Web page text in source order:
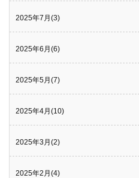
2025年7月(3)
2025年6月(6)
2025年5月(7)
2025年4月(10)
2025年3月(2)
2025年2月(4)